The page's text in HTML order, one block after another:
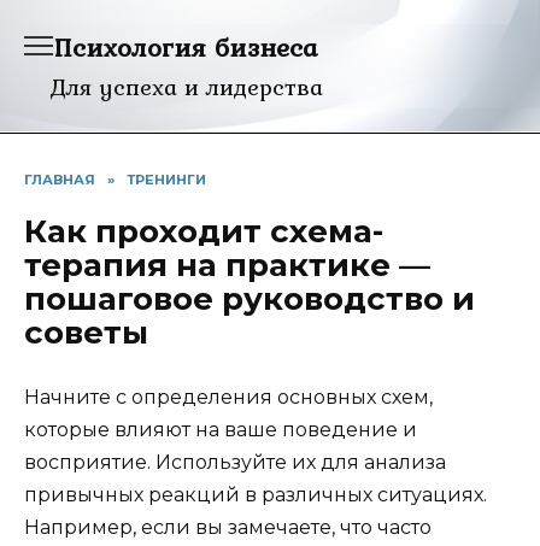
Психология бизнеса
Для успеха и лидерства
ГЛАВНАЯ » ТРЕНИНГИ
Как проходит схема-
терапия на практике —
пошаговое руководство и
советы
Начните с определения основных схем,
которые влияют на ваше поведение и
восприятие. Используйте их для анализа
привычных реакций в различных ситуациях.
Например, если вы замечаете, что часто